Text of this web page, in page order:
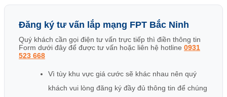
Đăng ký tư vấn lắp mạng FPT Bắc Ninh
Quý khách cần gọi điện tư vấn trực tiếp thì điền thông tin
Form dưới đây để được tư vấn hoặc liên hệ hotline 0931
523 668
Vì tùy khu vực giá cước sẽ khác nhau nên quý
khách vui lòng đăng ký đầy đủ thông tin để chúng